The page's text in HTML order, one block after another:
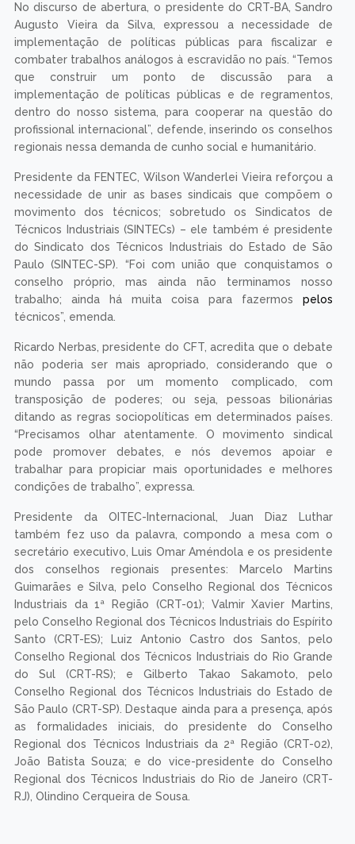
No discurso de abertura, o presidente do CRT-BA, Sandro
Augusto Vieira da Silva, expressou a necessidade de
implementação de políticas públicas para fiscalizar e
combater trabalhos análogos à escravidão no país. “Temos
que construir um ponto de discussão para a
implementação de políticas públicas e de regramentos,
dentro do nosso sistema, para cooperar na questão do
profissional internacional”, defende, inserindo os conselhos
regionais nessa demanda de cunho social e humanitário.
Presidente da FENTEC, Wilson Wanderlei Vieira reforçou a
necessidade de unir as bases sindicais que compõem o
movimento dos técnicos; sobretudo os Sindicatos de
Técnicos Industriais (SINTECs) – ele também é presidente
do Sindicato dos Técnicos Industriais do Estado de São
Paulo (SINTEC-SP). “Foi com união que conquistamos o
conselho próprio, mas ainda não terminamos nosso
trabalho; ainda há muita coisa para fazermospelos
técnicos”, emenda.
Ricardo Nerbas, presidente do CFT, acredita que o debate
não poderia ser mais apropriado, considerando que o
mundo passa por um momento complicado, com
transposição de poderes; ou seja, pessoas bilionárias
ditando as regras sociopolíticas em determinados países.
“Precisamos olhar atentamente. O movimento sindical
pode promover debates, e nós devemos apoiar e
trabalhar para propiciar mais oportunidades e melhores
condições de trabalho”, expressa.
Presidente da OITEC-Internacional, Juan Diaz Luthar
também fez uso da palavra, compondo a mesa com o
secretário executivo, Luis Omar Améndola e os presidente
dos conselhos regionais presentes: Marcelo Martins
Guimarães e Silva, pelo Conselho Regional dos Técnicos
Industriais da 1ª Região (CRT-01); Valmir Xavier Martins,
pelo Conselho Regional dos Técnicos Industriais do Espírito
Santo (CRT-ES); Luiz Antonio Castro dos Santos, pelo
Conselho Regional dos Técnicos Industriais do Rio Grande
do Sul (CRT-RS); e Gilberto Takao Sakamoto, pelo
Conselho Regional dos Técnicos Industriais do Estado de
São Paulo (CRT-SP). Destaque ainda para a presença, após
as formalidades iniciais, do presidente do Conselho
Regional dos Técnicos Industriais da 2ª Região (CRT-02),
João Batista Souza; e do vice-presidente do Conselho
Regional dos Técnicos Industriais do Rio de Janeiro (CRT-
RJ), Olindino Cerqueira de Sousa.